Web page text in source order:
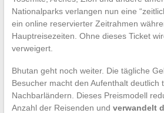
Nationalparks verlangen nun eine
ein online reservierter Zeitrahmen
Hauptreisezeiten. Ohne dieses Ticket
verweigert.
Bhutan geht noch weiter. Die tägliche
Besucher macht den Aufenthalt deutlich
Nachbarländern. Dieses Preismodell
Anzahl der Reisenden und verwandelt